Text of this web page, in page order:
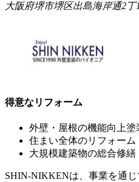
大阪府堺市堺区出島海岸通2丁
得意なリフォーム
外壁・屋根の機能向上塗
住まい全体のリフォーム
大規模建築物の総合修繕
SHIN-NIKKENは、事業を通じ